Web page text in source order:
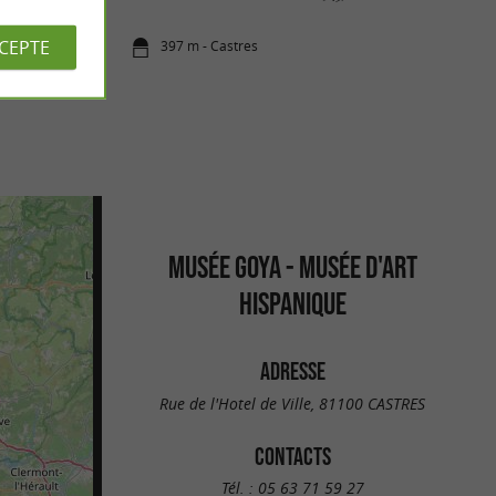
397 m - Castres
MUSÉE GOYA - MUSÉE D'ART
HISPANIQUE
ADRESSE
Rue de l'Hotel de Ville, 81100 CASTRES
CONTACTS
Tél. : 05 63 71 59 27